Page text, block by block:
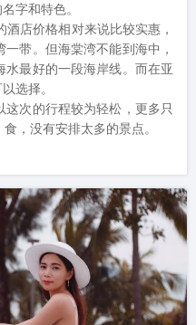
字和特色。
店价格相对来说比较实惠，
带。但海棠湾不能到海中，
最好的一段海岸线。而在亚
选择。
次的行程较为轻松，更多只
，没有安排太多的景点。